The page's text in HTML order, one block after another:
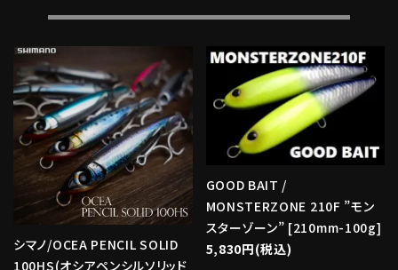
シマノ/OCEA PENCIL SOLID
100HS(オシアペンシルソリッド
GOOD BAIT /
MONSTERZONE 210F ”モン
スターゾーン” [210mm-100g]
5,830円(税込)